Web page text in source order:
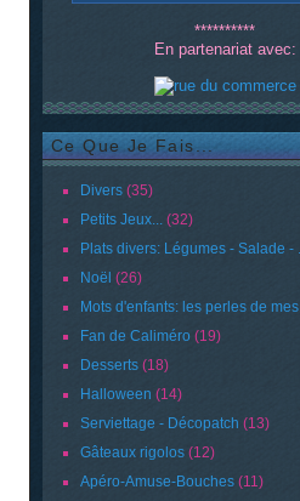
**********
En partenariat avec:
Ce Que Je Fais...
Divers (35)
Petits Jeux... (32)
Plats divers: Légumes - Salade -
Noël (26)
Mots d'enfants: les perles de
Fan de Caliméro (19)
Desserts (18)
Halloween (14)
Serviettage - Décopatch (13)
Gâteaux rigolos (12)
Apéro-Amuse-Bouches (11)